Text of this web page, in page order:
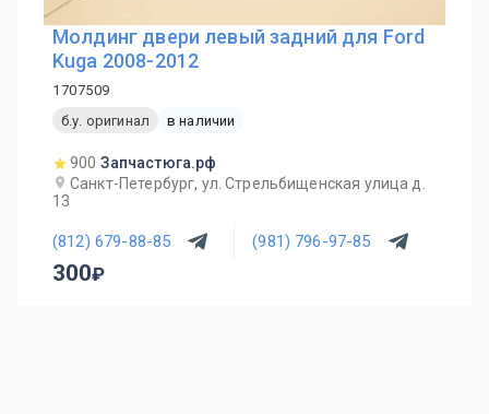
Молдинг двери левый задний для Ford
Kuga 2008-2012
1707509
б.у. оригинал
в наличии
900 Запчастюга.рф
Санкт-Петербург, ул. Стрельбищенская улица д.
13
(812) 679-88-85 (981) 796-97-85
300